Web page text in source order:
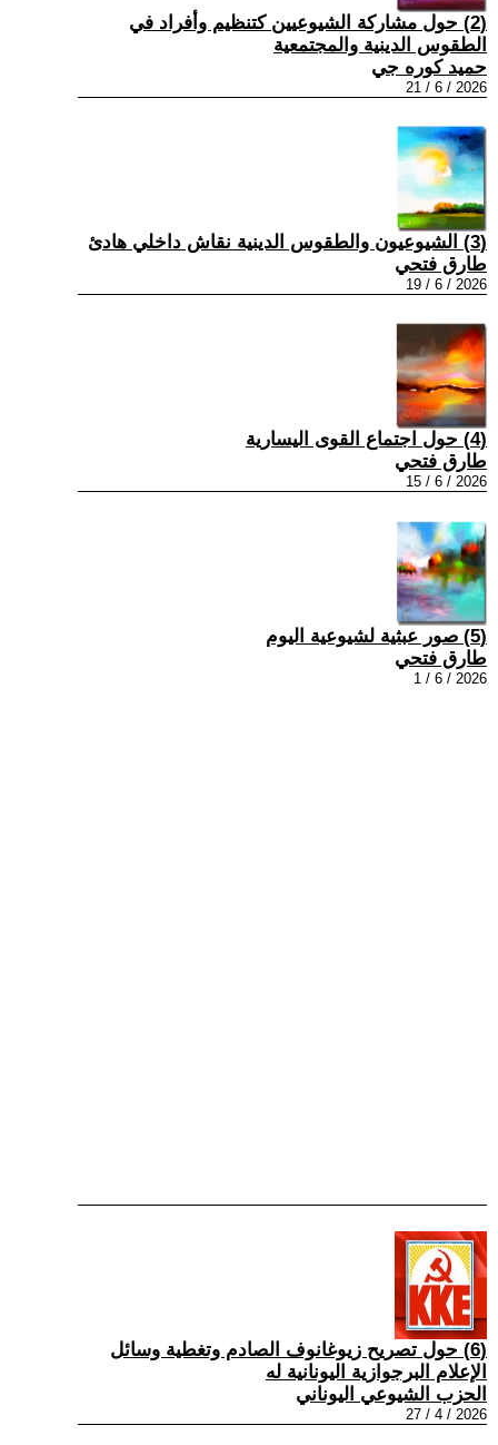
(2) حول مشاركة الشيوعيين كتنظيم وأفراد في
الطقوس الدينية والمجتمعية
حميد كوره جي
2026 / 6 / 21
(3) الشيوعيون والطقوس الدينية نقاش داخلي هادئ
طارق فتحي
2026 / 6 / 19
(4) حول اجتماع القوى اليسارية
طارق فتحي
2026 / 6 / 15
(5) صور عبثية لشيوعية اليوم
طارق فتحي
2026 / 6 / 1
(6) حول تصريح زيوغانوف الصادم وتغطية وسائل
الإعلام البرجوازية اليونانية له
الحزب الشيوعي اليوناني
2026 / 4 / 27